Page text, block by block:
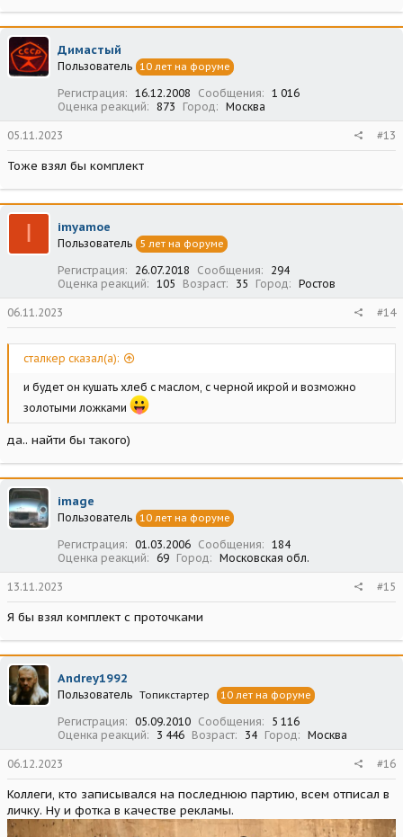
а
к
ц
и
и
Димастый
Пользователь 10 лет на форуме
Регистрация 16.12.2008 Сообщения
1 016
Оценка реакций
873 Город Москва
05.11.2023 #13
Тоже взял бы комплект
I imyamoe
Пользователь 5 лет на форуме
Регистрация 26.07.2018 Сообщения
294
Оценка реакций
105 Возраст 35 Город Ростов
06.11.2023 #14
сталкер сказал(а):
и будет он кушать хлеб с маслом, с черной икрой и возможно
золотыми ложками
да.. найти бы такого)
image
Пользователь 10 лет на форуме
Регистрация 01.03.2006 Сообщения
184
Оценка реакций
69 Город Московская обл.
13.11.2023 #15
Я бы взял комплект с проточками
Andrey1992
Пользователь Топикстартер 10 лет на форуме
Регистрация 05.09.2010 Сообщения
5 116
Оценка реакций
3 446 Возраст 34 Город Москва
06.12.2023 #16
Коллеги, кто записывался на последнюю партию, всем отписал в
личку. Ну и фотка в качестве рекламы.